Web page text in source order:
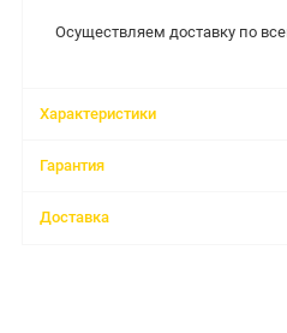
Осуществляем доставку по
Характеристики
Гарантия
Доставка